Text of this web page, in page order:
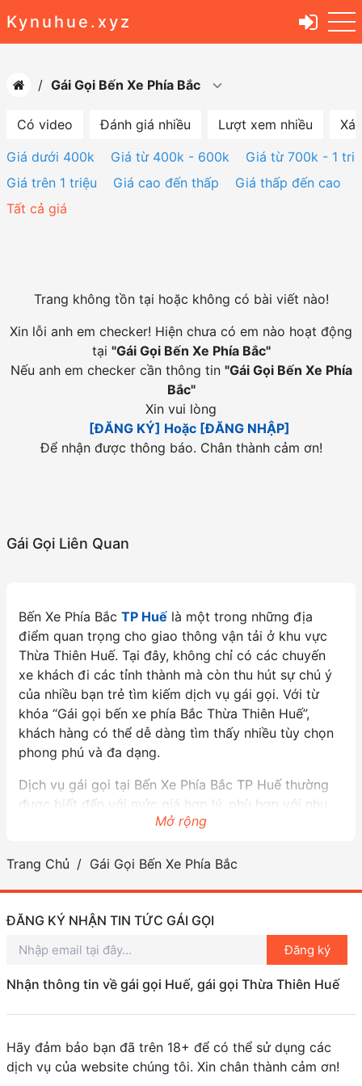
Kynuhue.xyz
Gái Gọi Bến Xe Phía Bắc
Có video Đánh giá nhiều Lượt xem nhiều
Giá dưới 400k
Giá từ 400k - 600k
Giá từ 700k - 1
Giá trên 1 triệu
Giá cao đến thấp
Giá thấp đến cao
Tất cả giá
Trang không tồn tại hoặc không có bài viết nào!
Xin lỗi anh em checker! Hiện chưa có em nào hoạt động
tại "Gái Gọi Bến Xe Phía Bắc"
Nếu anh em checker cần thông tin "Gái Gọi Bến Xe Phía
Bắc"
Xin vui lòng
[ĐĂNG KÝ] Hoặc [ĐĂNG NHẬP]
Để nhận được thông báo. Chân thành cảm ơn!
Gái Gọi Liên Quan
Bến Xe Phía Bắc TP Huế là một trong những địa
điểm quan trọng cho giao thông vận tải ở khu vực
Thừa Thiên Huế. Tại đây, không chỉ có các chuyến
xe khách đi các tỉnh thành mà còn thu hút sự chú ý
của nhiều bạn trẻ tìm kiếm dịch vụ gái gọi. Với từ
khóa “Gái gọi bến xe phía Bắc Thừa Thiên Huế”,
khách hàng có thể dễ dàng tìm thấy nhiều tùy chọn
phong phú và đa dạng.
Dịch vụ gái gọi tại Bến Xe Phía Bắc TP Huế thường
được biết đến với mức giá hợp lý, phù hợp với nhu
cầu của nhiều người. Khi nhắc đến “gái gọi giá rẻ bến
vụ chất lượng, dễ dàng kết nối với các cô gái xinh
có mặt và cam kết mang đến trải nghiệm tốt nhất.
Ngoài việc tìm kiếm những trải nghiệm thú vị qua
tưởng để bắt đầu những chuyến hành trình đến các
địa điểm du lịch nổi tiếng trong khu vực như thành
cơ hội này để khám phá và thưởng thức vẻ đẹp văn
hóa tại thành phố Huế trong khi vẫn đảm bảo rằng
Mở rộng
Trang Chủ Gái Gọi Bến Xe Phía Bắc
ĐĂNG KÝ NHẬN TIN TỨC GÁI GỌI
Đăng ký
Nhận thông tin về gái gọi Huế, gái gọi Thừa Thiên Huế
Hãy đảm bảo bạn đã trên 18+ để có thể sử dụng các
dịch vụ của website chúng tôi. Xin chân thành cảm ơn!